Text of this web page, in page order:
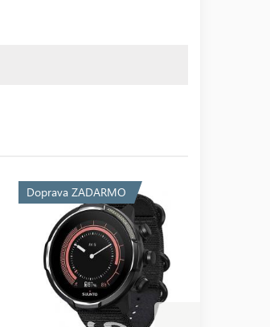
Doprava ZADARMO